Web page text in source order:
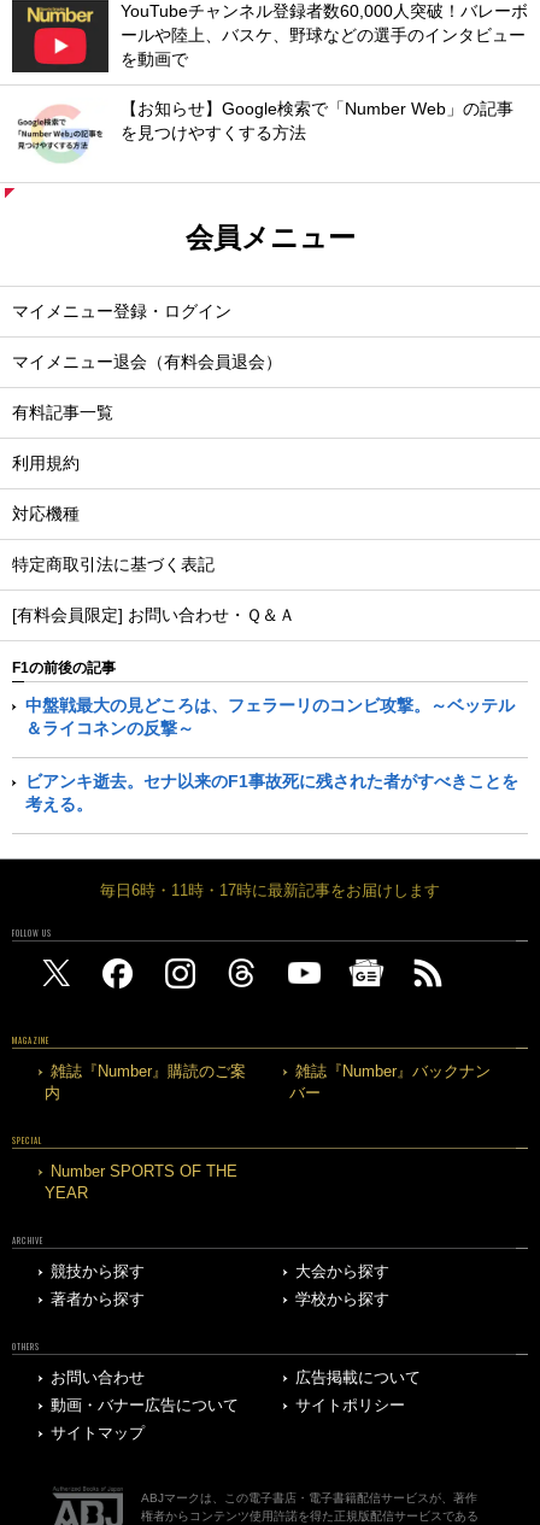
YouTubeチャンネル登録者数60,000人突破！バレーボ
ールや陸上、バスケ、野球などの選手のインタビュー
を動画で
【お知らせ】Google検索で「Number Web」の記事
を見つけやすくする方法
会員メニュー
マイメニュー登録・ログイン
マイメニュー退会（有料会員退会）
有料記事一覧
利用規約
対応機種
特定商取引法に基づく表記
[有料会員限定] お問い合わせ・Ｑ＆Ａ
F1の前後の記事
中盤戦最大の見どころは、フェラーリのコンビ攻撃。～ベッテル
＆ライコネンの反撃～
ビアンキ逝去。セナ以来のF1事故死に残された者がすべきことを
考える。
毎日6時・11時・17時に最新記事をお届けします
FOLLOW US
MAGAZINE
雑誌『Number』購読のご案
内
雑誌『Number』バックナン
バー
SPECIAL
Number SPORTS OF THE
YEAR
ARCHIVE
競技から探す
大会から探す
著者から探す
学校から探す
OTHERS
お問い合わせ
広告掲載について
動画・バナー広告について
サイトポリシー
サイトマップ
ABJマークは、この電子書店・電子書籍配信サービスが、著作
権者からコンテンツ使用許諾を得た正規版配信サービスである